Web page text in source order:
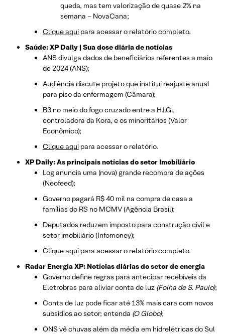
queda, mas tem valorização de quase 2% na
semana – NovaCana;
Clique aqui para acessar o relatório completo.
Saúde: XP Daily | Sua dose diária de notícias
ANS divulga dados de beneficiários referentes a maio
de 2024 (ANS);
Audiência discute projeto que institui reajuste anual
para piso da enfermagem (Câmara);
B3 no meio do fogo cruzado entre a H.I.G.,
controladora da Kora, e os minoritários (Valor
Econômico);
Clique aqui para acessar o relatório.
XP Daily: As principais notícias do setor Imobiliário
Log anuncia uma (nova) grande recompra de ações
(Neofeed);
Governo pagará R$ 40 mil na compra de casa a
famílias do RS no MCMV (Agência Brasil);
Deputados reduzem imposto para construção civil e
setor imobiliário (Infomoney);
Clique aqui para acessar o relatório completo.
Radar Energia XP: Notícias diárias do setor de energia
Governo define regras para antecipar recebíveis da
Eletrobras para aliviar conta de luz (Folha de S. Paulo);
Conta de luz pode ficar até 13% mais cara com novos
subsídios ao setor; entenda (O Globo);
ONS vê chuvas além da média em hidrelétricas do Sul